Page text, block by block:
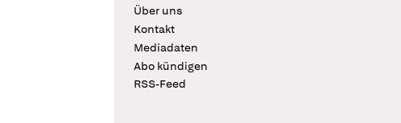
Über uns
Kontakt
Mediadaten
Abo kündigen
RSS-Feed